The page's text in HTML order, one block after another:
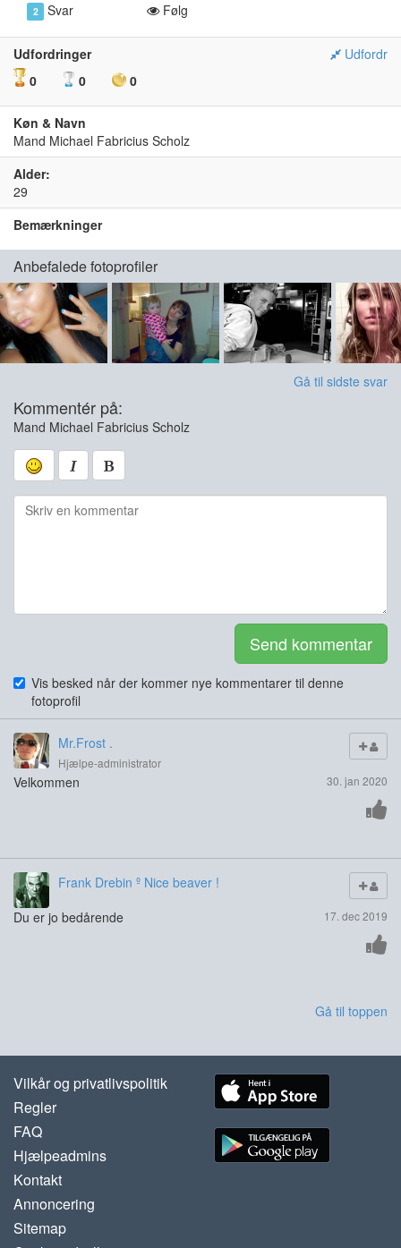
2 Svar Følg
Udfordringer
Udfordr
0
0 0
Køn & Navn
Mand Michael Fabricius Scholz
Alder:
29
Bemærkninger
Anbefalede fotoprofiler
Gå til sidste svar
Kommentér på:
Mand Michael Fabricius Scholz
Send kommentar
Vis besked når der kommer nye kommentarer til denne
fotoprofil
Mr.Frost .
Hjælpe-administrator
30. jan 2020
Velkommen
Frank Drebin º Nice beaver !
17. dec 2019
Du er jo bedårende
Gå til toppen
Vilkår og privatlivspolitik
Regler
FAQ
Hjælpeadmins
Kontakt
Annoncering
Sitemap